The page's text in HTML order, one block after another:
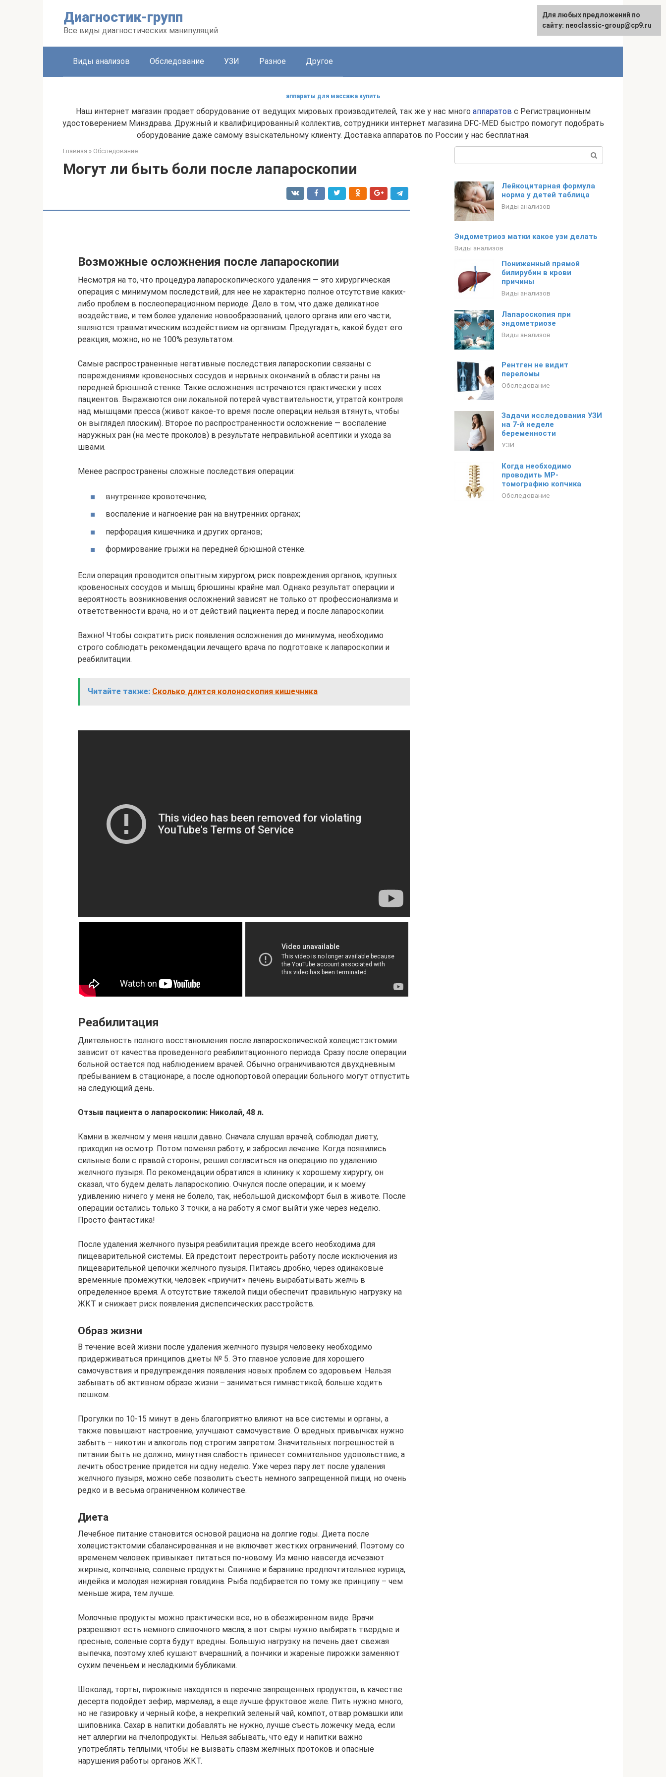
Диагностик-групп
Все виды диагностических манипуляций
Виды анализов Обследование УЗИ Разное Другое
аппараты для массажа купить
Наш интернет магазин продает оборудование от ведущих мировых производителей, так же у нас много аппаратов с Регистрационным
удостоверением Минздрава. Дружный и квалифицированный коллектив, сотрудники интернет магазина DFC-MED быстро помогут подобрать
оборудование даже самому взыскательному клиенту. Доставка аппаратов по России у нас бесплатная.
Главная » Обследование
Могут ли быть боли после лапароскопии
Возможные осложнения после лапароскопии
Несмотря на то, что процедура лапароскопического удаления — это хирургическая
операция с минимумом последствий, для нее не характерно полное отсутствие каких-
либо проблем в послеоперационном периоде. Дело в том, что даже деликатное
воздействие, и тем более удаление новообразований, целого органа или его части,
являются травматическим воздействием на организм. Предугадать, какой будет его
реакция, можно, но не 100% результатом.
Самые распространенные негативные последствия лапароскопии связаны с
повреждениями кровеносных сосудов и нервных окончаний в области раны на
передней брюшной стенке. Такие осложнения встречаются практически у всех
пациентов. Выражаются они локальной потерей чувствительности, утратой контроля
над мышцами пресса (живот какое-то время после операции нельзя втянуть, чтобы
он выглядел плоским). Второе по распространенности осложнение — воспаление
наружных ран (на месте проколов) в результате неправильной асептики и ухода за
швами.
Менее распространены сложные последствия операции:
внутреннее кровотечение;
воспаление и нагноение ран на внутренних органах;
перфорация кишечника и других органов;
формирование грыжи на передней брюшной стенке.
Если операция проводится опытным хирургом, риск повреждения органов, крупных
кровеносных сосудов и мышц брюшины крайне мал. Однако результат операции и
вероятность возникновения осложнений зависят не только от профессионализма и
ответственности врача, но и от действий пациента перед и после лапароскопии.
Важно! Чтобы сократить риск появления осложнения до минимума, необходимо
строго соблюдать рекомендации лечащего врача по подготовке к лапароскопии и
реабилитации.
Читайте также: Сколько длится колоноскопия кишечника
Реабилитация
Длительность полного восстановления после лапароскопической холецистэктомии
зависит от качества проведенного реабилитационного периода. Сразу после операции
больной остается под наблюдением врачей. Обычно ограничиваются двухдневным
пребыванием в стационаре, а после однопортовой операции больного могут отпустить
на следующий день.
Отзыв пациента о лапароскопии: Николай, 48 л.
Камни в желчном у меня нашли давно. Сначала слушал врачей, соблюдал диету,
приходил на осмотр. Потом поменял работу, и забросил лечение. Когда появились
сильные боли с правой стороны, решил согласиться на операцию по удалению
желчного пузыря. По рекомендации обратился в клинику к хорошему хирургу, он
сказал, что будем делать лапароскопию. Очнулся после операции, и к моему
удивлению ничего у меня не болело, так, небольшой дискомфорт был в животе. После
операции остались только 3 точки, а на работу я смог выйти уже через неделю.
Просто фантастика!
После удаления желчного пузыря реабилитация прежде всего необходима для
пищеварительной системы. Ей предстоит перестроить работу после исключения из
пищеварительной цепочки желчного пузыря. Питаясь дробно, через одинаковые
временные промежутки, человек «приучит» печень вырабатывать желчь в
определенное время. А отсутствие тяжелой пищи обеспечит правильную нагрузку на
ЖКТ и снижает риск появления диспепсических расстройств.
Образ жизни
В течение всей жизни после удаления желчного пузыря человеку необходимо
придерживаться принципов диеты № 5. Это главное условие для хорошего
самочувствия и предупреждения появления новых проблем со здоровьем. Нельзя
забывать об активном образе жизни – заниматься гимнастикой, больше ходить
пешком.
Прогулки по 10-15 минут в день благоприятно влияют на все системы и органы, а
также повышают настроение, улучшают самочувствие. О вредных привычках нужно
забыть – никотин и алкоголь под строгим запретом. Значительных погрешностей в
питании быть не должно, минутная слабость принесет сомнительное удовольствие, а
лечить обострение придется ни одну неделю. Уже через пару лет после удаления
желчного пузыря, можно себе позволить съесть немного запрещенной пищи, но очень
редко и в весьма ограниченном количестве.
Диета
Лечебное питание становится основой рациона на долгие годы. Диета после
холецистэктомии сбалансированная и не включает жестких ограничений. Поэтому со
временем человек привыкает питаться по-новому. Из меню навсегда исчезают
жирные, копченые, соленые продукты. Свинине и баранине предпочтительнее курица,
индейка и молодая нежирная говядина. Рыба подбирается по тому же принципу – чем
меньше жира, тем лучше.
Молочные продукты можно практически все, но в обезжиренном виде. Врачи
разрешают есть немного сливочного масла, а вот сыры нужно выбирать твердые и
пресные, соленые сорта будут вредны. Большую нагрузку на печень дает свежая
выпечка, поэтому хлеб кушают вчерашний, а пончики и жареные пирожки заменяют
сухим печеньем и несладкими бубликами.
Шоколад, торты, пирожные находятся в перечне запрещенных продуктов, в качестве
десерта подойдет зефир, мармелад, а еще лучше фруктовое желе. Пить нужно много,
но не газировку и черный кофе, а некрепкий зеленый чай, компот, отвар ромашки или
шиповника. Сахар в напитки добавлять не нужно, лучше съесть ложечку меда, если
нет аллергии на пчелопродукты. Нельзя забывать, что еду и напитки важно
употреблять теплыми, чтобы не вызвать спазм желчных протоков и опасные
нарушения работы органов ЖКТ.
Лейкоцитарная формула
норма у детей таблица
Виды анализов
Эндометриоз матки какое узи делать
Виды анализов
Пониженный прямой
билирубин в крови
причины
Виды анализов
Лапароскопия при
эндометриозе
Виды анализов
Рентген не видит
переломы
Обследование
Задачи исследования УЗИ
на 7-й неделе
беременности
УЗИ
Когда необходимо
проводить МР-
томографию копчика
Обследование
Для любых предложений по
сайту: neoclassic-group@cp9.ru